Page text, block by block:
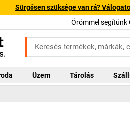
Sürgősen szüksége van rá?
Örömmel segítünk
Üzem Tárolás